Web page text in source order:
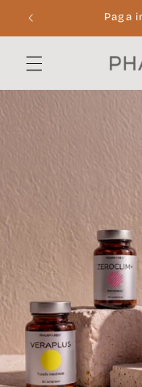
direttamente
ai contenuti
Paga